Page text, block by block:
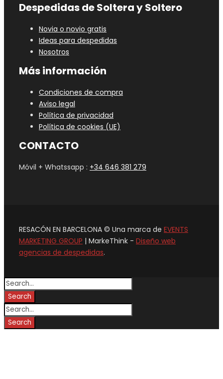
Despedidas de Soltera y Soltero
Novia o novio gratis
Ideas para despedidas
Nosotros
Más información
Condiciones de compra
Aviso legal
Política de privacidad
Política de cookies (UE)
CONTACTO
Móvil + Whatssapp : +34 646 381 279
RESACÓN EN BARCELONA © Una marca de EVENTS
MARKETING GROUP | MarkeThink - Diseño web
agencias de despedidas.